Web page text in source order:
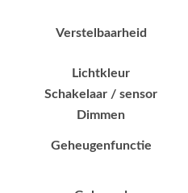
Verstelbaarheid
Lichtkleur
Schakelaar / sensor
Dimmen
Geheugenfunctie